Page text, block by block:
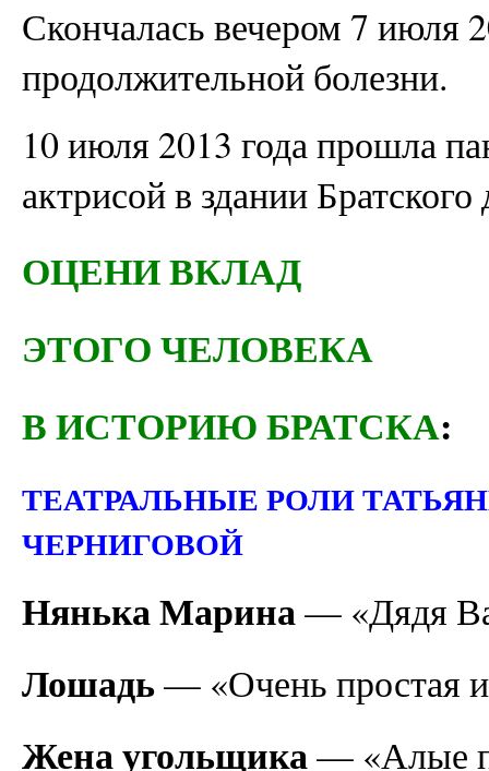
Скончалась вечером 7 июля
продолжительной болезни.
10 июля 2013 года прошла
актрисой в здании Братского
ОЦЕНИ ВКЛАД
ЭТОГО ЧЕЛОВЕКА
В ИСТОРИЮ БРАТСКА:
ТЕАТРАЛЬНЫЕ РОЛИ
ЧЕРНИГОВОЙ
Нянька Марина— «Дядя
Лошадь— «Очень простая
Жена угольщика— «Алые